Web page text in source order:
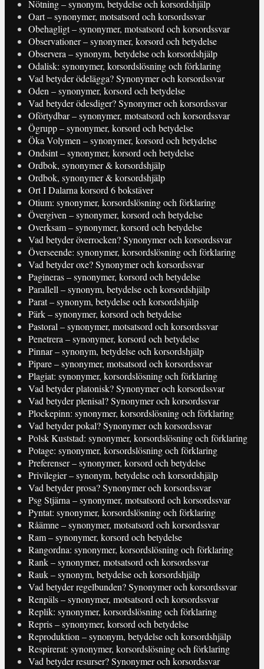
Nötning – synonym, betydelse och korsordshjälp
Oart – synonymer, motsatsord och korsordssvar
Obehagligt – synonymer, motsatsord och korsordssvar
Observationer – synonymer, korsord och betydelse
Observera – synonym, betydelse och korsordshjälp
Odalisk: synonymer, korsordslösning och förklaring
Vad betyder ödelägga? Synonymer och korsordssvar
Oden – synonymer, korsord och betydelse
Vad betyder ödesdiger? Synonymer och korsordssvar
Oförtydbar – synonymer, motsatsord och korsordssvar
Ögrupp – synonymer, korsord och betydelse
Öka Volymen – synonymer, korsord och betydelse
Ondsint – synonymer, korsord och betydelse
Ordbok, synonymer & korsordshjälp
Ordbok, synonymer & korsordshjälp
Ort I Dalarna korsord 6 bokstäver
Otium: synonymer, korsordslösning och förklaring
Övergiven – synonymer, korsord och betydelse
Overksam – synonymer, korsord och betydelse
Vad betyder överrocken? Synonymer och korsordssvar
Överseende: synonymer, korsordslösning och förklaring
Vad betyder oxe? Synonymer och korsordssvar
Pagineras – synonymer, korsord och betydelse
Parallell – synonym, betydelse och korsordshjälp
Parat – synonym, betydelse och korsordshjälp
Pärk – synonymer, korsord och betydelse
Pastoral – synonymer, motsatsord och korsordssvar
Penetrera – synonymer, korsord och betydelse
Pinnar – synonym, betydelse och korsordshjälp
Pipare – synonymer, motsatsord och korsordssvar
Plagiat: synonymer, korsordslösning och förklaring
Vad betyder platonisk? Synonymer och korsordssvar
Vad betyder plenisal? Synonymer och korsordssvar
Plockepinn: synonymer, korsordslösning och förklaring
Vad betyder pokal? Synonymer och korsordssvar
Polsk Kuststad: synonymer, korsordslösning och förklaring
Potage: synonymer, korsordslösning och förklaring
Preferenser – synonymer, korsord och betydelse
Privilegier – synonym, betydelse och korsordshjälp
Vad betyder prosa? Synonymer och korsordssvar
Psg Stjärna – synonymer, motsatsord och korsordssvar
Pyntat: synonymer, korsordslösning och förklaring
Råämne – synonymer, motsatsord och korsordssvar
Ram – synonymer, korsord och betydelse
Rangordna: synonymer, korsordslösning och förklaring
Rank – synonymer, motsatsord och korsordssvar
Rauk – synonym, betydelse och korsordshjälp
Vad betyder regelbunden? Synonymer och korsordssvar
Renpäls – synonymer, motsatsord och korsordssvar
Replik: synonymer, korsordslösning och förklaring
Repris – synonymer, korsord och betydelse
Reproduktion – synonym, betydelse och korsordshjälp
Respirerat: synonymer, korsordslösning och förklaring
Vad betyder resurser? Synonymer och korsordssvar